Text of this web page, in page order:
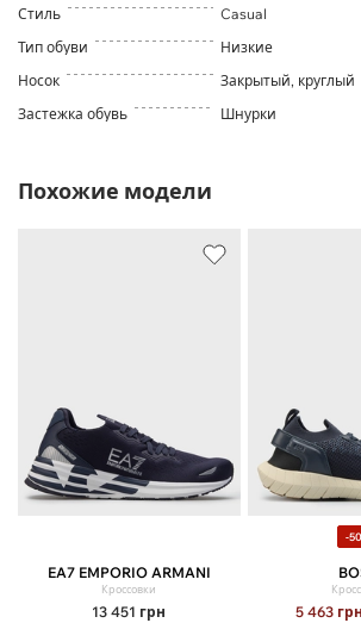
Стиль
Casual
Тип обуви
Низкие
Носок
Закрытый, круглый
Застежка обувь
Шнурки
Похожие модели
EA7 EMPORIO ARMANI
Кроссовки
13 451 грн
-
5 463 грн